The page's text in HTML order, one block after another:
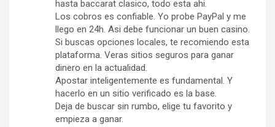
hasta baccarat clasico, todo esta ahi.
Los cobros es confiable. Yo probe PayPal y me
llego en 24h. Asi debe funcionar un buen casino.
Si buscas opciones locales, te recomiendo esta
plataforma. Veras sitios seguros para ganar
dinero en la actualidad.
Apostar inteligentemente es fundamental. Y
hacerlo en un sitio verificado es la base.
Deja de buscar sin rumbo, elige tu favorito y
empieza a ganar.